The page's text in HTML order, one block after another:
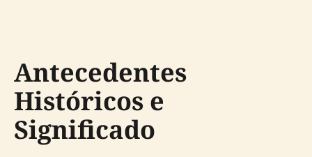
Antecedentes
Históricos e
Significado